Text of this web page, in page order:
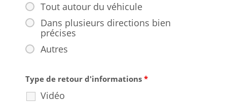
Tout autour du véhicule
Dans plusieurs directions bien
précises
Autres
Type de retour d'informations *
Vidéo